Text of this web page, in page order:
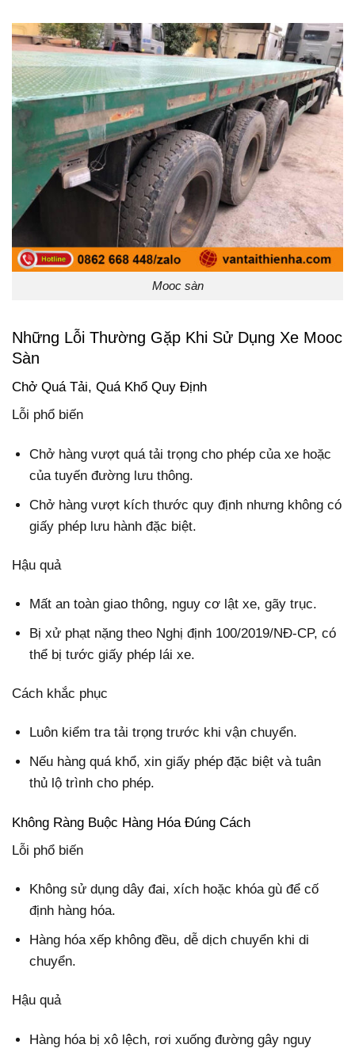
Mooc sàn
Những Lỗi Thường Gặp Khi Sử Dụng Xe Mooc
Sàn
Chở Quá Tải, Quá Khổ Quy Định
Lỗi phổ biến
Chở hàng vượt quá tải trọng cho phép của xe hoặc
của tuyến đường lưu thông.
Chở hàng vượt kích thước quy định nhưng không có
giấy phép lưu hành đặc biệt.
Hậu quả
Mất an toàn giao thông, nguy cơ lật xe, gãy trục.
Bị xử phạt nặng theo Nghị định 100/2019/NĐ-CP, có
thể bị tước giấy phép lái xe.
Cách khắc phục
Luôn kiểm tra tải trọng trước khi vận chuyển.
Nếu hàng quá khổ, xin giấy phép đặc biệt và tuân
thủ lộ trình cho phép.
Không Ràng Buộc Hàng Hóa Đúng Cách
Lỗi phổ biến
Không sử dụng dây đai, xích hoặc khóa gù để cố
định hàng hóa.
Hàng hóa xếp không đều, dễ dịch chuyển khi di
chuyển.
Hậu quả
Hàng hóa bị xô lệch, rơi xuống đường gây nguy